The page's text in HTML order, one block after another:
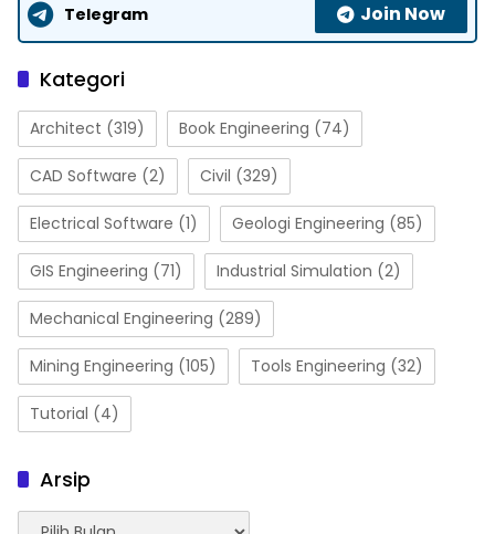
Telegram Join Now
Kategori
Architect (319) Book Engineering (74)
CAD Software (2) Civil (329)
Electrical Software (1) Geologi Engineering (85)
GIS Engineering (71) Industrial Simulation (2)
Mechanical Engineering (289)
Mining Engineering (105) Tools Engineering (32)
Tutorial (4)
Arsip
Arsip